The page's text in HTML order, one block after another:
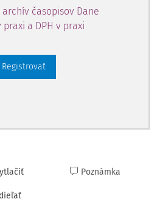
časopisov Dane
a DPH v praxi
Registrovať
Poznámka